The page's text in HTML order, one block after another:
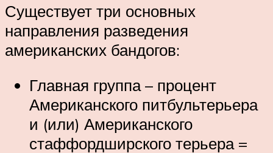
Существует три основных
направления разведения
американских бандогов:
Главная группа – процент
Американского питбультерьера
и (или) Американского
стаффордширского терьера =